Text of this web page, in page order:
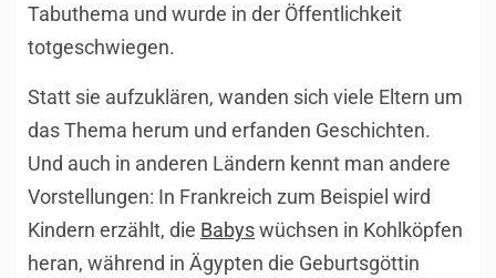
Tabuthema und wurde in der Öffentlichkeit
totgeschwiegen.
Statt sie aufzuklären, wanden sich viele Eltern um
das Thema herum und erfanden Geschichten.
Und auch in anderen Ländern kennt man andere
Vorstellungen: In Frankreich zum Beispiel wird
Kindern erzählt, die Babyswüchsen in Kohlköpfen
heran, während in Ägypten die Geburtsgöttin